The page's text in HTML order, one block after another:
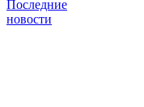
Последние
новости